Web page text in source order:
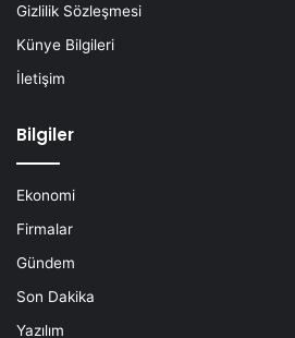
Gizlilik Sözleşmesi
Künye Bilgileri
İletişim
Bilgiler
Ekonomi
Firmalar
Gündem
Son Dakika
Yazılım